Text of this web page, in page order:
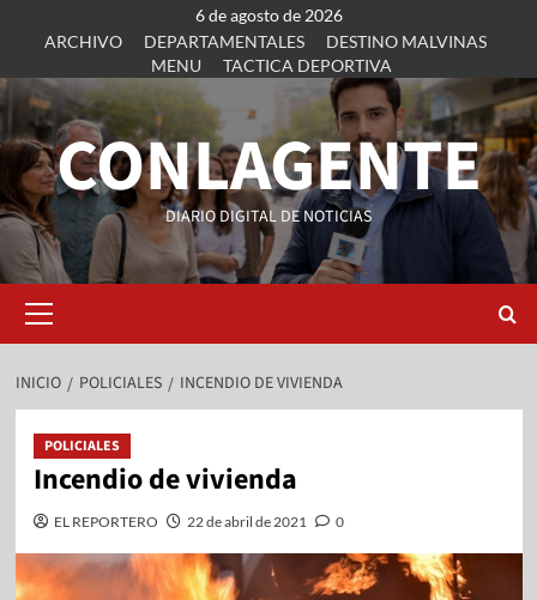
6 de agosto de 2026
ARCHIVO
DEPARTAMENTALES
DESTINO MALVINAS
MENU
TACTICA DEPORTIVA
CONLAGENTE
DIARIO DIGITAL DE NOTICIAS
INICIO POLICIALES INCENDIO DE VIVIENDA
POLICIALES
Incendio de vivienda
EL REPORTERO 22 de abril de 2021 0